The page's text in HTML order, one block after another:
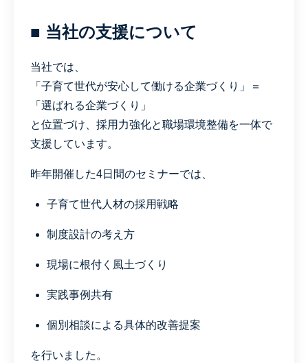
■ 当社の支援について
当社では、
「子育て世代が安心して働ける企業づくり」＝
「選ばれる企業づくり」
と位置づけ、採用力強化と職場環境整備を一体で
支援しています。
昨年開催した4日間のセミナーでは、
子育て世代人材の採用戦略
制度設計の考え方
現場に根付く風土づくり
実践事例共有
個別相談による具体的改善提案
を行いました。